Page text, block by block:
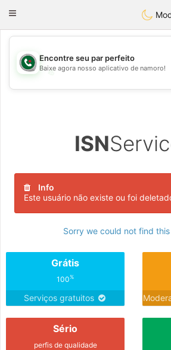
Weshrak
Toggle
💖
Encontre seu par perfeito
Baixe agora nosso aplicativo de namoro!
ISN
Info
Este usuário não existe ou foi
Sorry we could not find
Grátis
100%
Serviços gratuitos
Sério
perfis de qualidade